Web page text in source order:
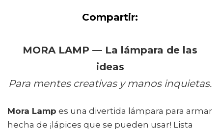
Compartir:
MORA LAMP — La lámpara de las
ideas
Para mentes creativas y manos inquietas.
Mora Lamp es una divertida lámpara para armar
hecha de ¡lápices que se pueden usar! Lista